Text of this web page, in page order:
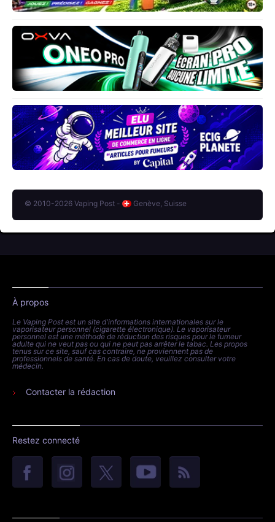
© 2010-2026 Vaping Post - Genève, Suisse
À propos
Le Vaping Post est un site d'informations internationales sur le
vaporisateur personnel (cigarette électronique). Le vaporisateur
personnel est une méthode de réduction des risques pour le fumeur
adulte qui ne veut pas ou qui ne peut pas arrêter le tabac. Les propos
tenus sur ce site, sauf cas contraire, ne proviennent pas de
professionnels de santé. En cas de doute, veuillez consulter votre
médecin.
Contacter la rédaction
Restez connecté